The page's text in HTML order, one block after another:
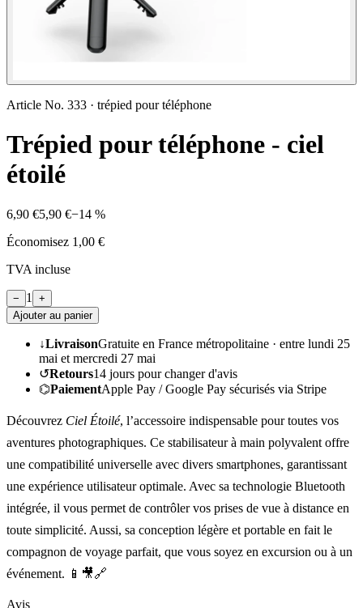
Article No. 333 · trépied pour téléphone
Trépied pour téléphone - ciel
étoilé
6,90 €5,90 €−14 %
Économisez 1,00 €
TVA incluse
− 1
+
Ajouter au panier
↓LivraisonGratuite en France métropolitaine · entre lundi 25
mai et mercredi 27 mai
↺Retours14 jours pour changer d'avis
⌬PaiementApple Pay / Google Pay sécurisés via Stripe
Découvrez Ciel Étoilé, l’accessoire indispensable pour toutes vos
aventures photographiques. Ce stabilisateur à main polyvalent offre
une compatibilité universelle avec divers smartphones, garantissant
une expérience utilisateur optimale. Avec sa technologie Bluetooth
intégrée, il vous permet de contrôler vos prises de vue à distance en
toute simplicité. Aussi, sa conception légère et portable en fait le
compagnon de voyage parfait, que vous soyez en excursion ou à un
événement. 📱🎥🔗
Avis